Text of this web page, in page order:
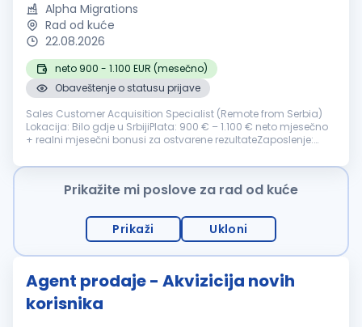
Alpha Migrations
Rad od kuće
22.08.2026
neto 900 - 1.100 EUR (mesečno)
Obaveštenje o statusu prijave
Sales Customer Acquisition Specialist (Remote from Serbia)
Lokacija: Bilo gdje u SrbijiPlata: 900 € – 1.100 € neto mjesečno
+ realni mjesečni bonusi za ostvarene rezultateZaposlenje:
Alpha Mig...
Prikažite mi poslove za rad od kuće
Prikaži Ukloni
Agent prodaje - Akvizicija novih
korisnika